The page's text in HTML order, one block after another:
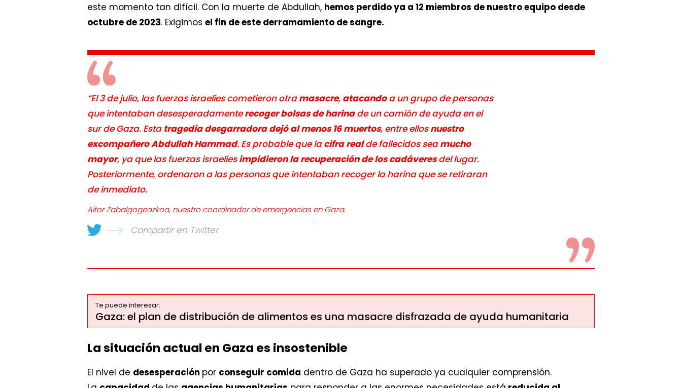
este momento tan difícil. Con la muerte de Abdullah, hemos perdido ya a 12 miembros de nuestro equipo desde
octubre de 2023. Exigimos el fin de este derramamiento de sangre.
“El 3 de julio, las fuerzas israelíes cometieron otramasacre, atacandoa un grupo de personas
que intentaban desesperadamenterecoger bolsas de harinade un camión de ayuda en el
sur de Gaza. Esta tragedia desgarradora dejó al menos 16 muertos, entre ellosnuestro
excompañero Abdullah Hammad. Es probable que lacifra realde fallecidos seamucho
mayor, ya que las fuerzas israelíesimpidieron la recuperación de los cadáveresdel lugar.
Posteriormente, ordenaron a las personas que intentaban recoger la harina que se retiraran
de inmediato.
Aitor Zabalgogeazkoa, nuestro coordinador de emergencias en Gaza.
Compartir en Twitter
Te puede interesar:
Gaza: el plan de distribución de alimentos es una masacre disfrazada de ayuda humanitaria
La situación actual en Gaza es insostenible
El nivel de desesperación por conseguir comida dentro de Gaza ha superado ya cualquier comprensión.